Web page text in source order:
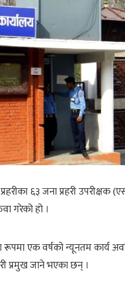
६३ जना प्रहरी
गरेको हो ।
रूपमा एक वर्षको न्यूनतम कार्य
प्रमुख जाने भएका छन् ।